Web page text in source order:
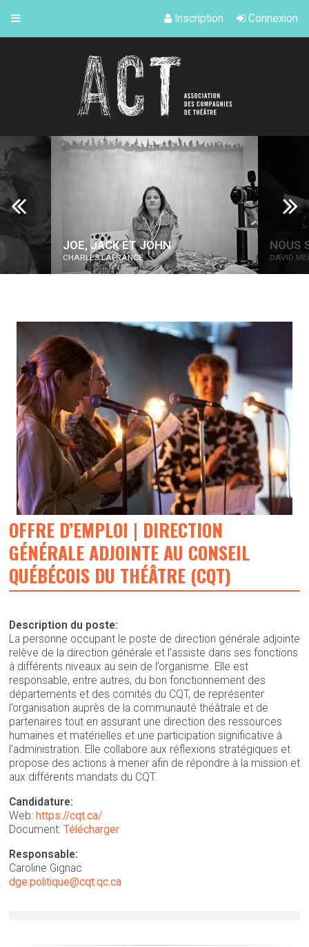
Inscription Connexion
JOE, JACK ET JOHN
CHARLES LAFRANCE
NOUS
DAVID MENDOZA
OFFRE D’EMPLOI | DIRECTION
GÉNÉRALE ADJOINTE AU CONSEIL
QUÉBÉCOIS DU THÉÂTRE (CQT)
Description du poste:
La personne occupant le poste de direction générale adjointe
relève de la direction générale et l’assiste dans ses fonctions
à différents niveaux au sein de l’organisme. Elle est
responsable, entre autres, du bon fonctionnement des
départements et des comités du CQT, de représenter
l’organisation auprès de la communauté théâtrale et de
partenaires tout en assurant une direction des ressources
humaines et matérielles et une participation significative à
l’administration. Elle collabore aux réflexions stratégiques et
propose des actions à mener afin de répondre à la mission et
aux différents mandats du CQT.
Candidature:
Web: https://cqt.ca/
Document: Télécharger
Responsable:
Caroline Gignac
dge.politique@cqt.qc.ca